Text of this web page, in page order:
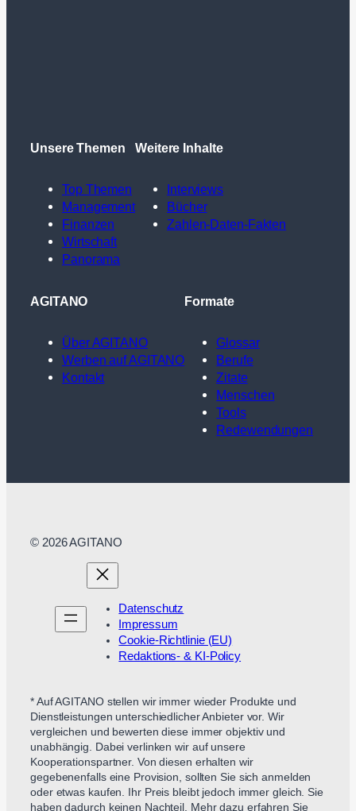
Unsere Themen
Top Themen
Management
Finanzen
Wirtschaft
Panorama
Weitere Inhalte
Interviews
Bücher
Zahlen-Daten-Fakten
AGITANO
Über AGITANO
Werben auf AGITANO
Kontakt
Formate
Glossar
Berufe
Zitate
Menschen
Tools
Redewendungen
© 2026 AGITANO
Datenschutz
Impressum
Cookie-Richtlinie (EU)
Redaktions- & KI-Policy
* Auf AGITANO stellen wir immer wieder Produkte und
Dienstleistungen unterschiedlicher Anbieter vor. Wir
vergleichen und bewerten diese immer objektiv und
unabhängig. Dabei verlinken wir auf unsere
Kooperationspartner. Von diesen erhalten wir
gegebenenfalls eine Provision, sollten Sie sich anmelden
oder etwas kaufen. Ihr Preis bleibt jedoch immer gleich. Sie
haben dadurch keinen Nachteil. Mehr dazu erfahren Sie